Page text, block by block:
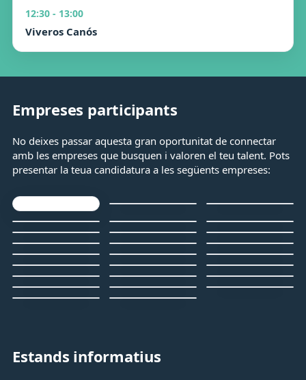
12:30 - 13:00
Viveros Canós
Empreses participants
No deixes passar aquesta gran oportunitat de connectar
amb les empreses que busquen i valoren el teu talent. Pots
presentar la teua candidatura a les següents empreses:
Estands informatius